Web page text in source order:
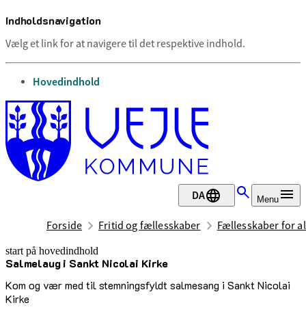
Indholdsnavigation
Vælg et link for at navigere til det respektive indhold.
gå til
Hovedindhold
DA Menu
Forside Fritid og fællesskaber Fællesskaber for
start på hovedindhold
Salmelaug i Sankt Nicolai Kirke
Kom og vær med til stemningsfyldt salmesang i Sankt Nicolai
Kirke
senest opdateret 1. juli 2026